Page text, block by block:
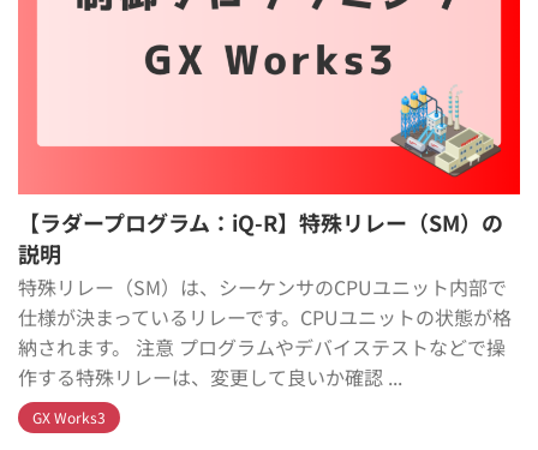
【ラダープログラム：iQ-R】特殊リレー（SM）の
説明
特殊リレー（SM）は、シーケンサのCPUユニット内部で
仕様が決まっているリレーです。CPUユニットの状態が格
納されます。 注意 プログラムやデバイステストなどで操
作する特殊リレーは、変更して良いか確認 ...
GX Works3